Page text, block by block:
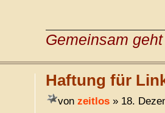
Gemeinsam
Haftung für
von zeitlos» 18.